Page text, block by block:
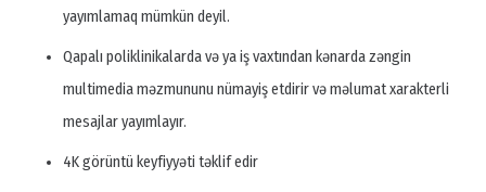
yayımlamaq mümkün deyil.
Qapalı poliklinikalarda və ya iş vaxtından kənarda zəngin
multimedia məzmununu nümayiş etdirir və məlumat xarakterli
mesajlar yayımlayır.
4K görüntü keyfiyyəti təklif edir